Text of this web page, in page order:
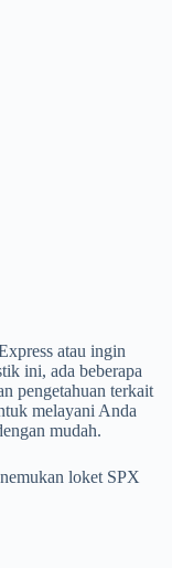
atau ingin
ini, ada beberapa
pengetahuan terkait
melayani Anda
mudah.
loket SPX